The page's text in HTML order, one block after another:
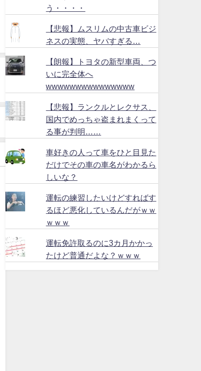
う・・・・
【悲報】ムスリムの中古車ビジ
ネスの実態、ヤバすぎる…
【朗報】トヨタの新型車両、つ
いに完全体へ
wwwwwwwwwwwwwww
【悲報】ランクルとレクサス、
国内でめっちゃ盗まれまくって
る事が判明……
車好きの人って車をひと目見た
だけでその車の車名がわかるら
しいな？
運転の練習したいけどすればす
るほど悪化しているんだがｗｗ
ｗｗｗ
運転免許取るのに3カ月かかっ
たけど普通だよな？ｗｗｗ